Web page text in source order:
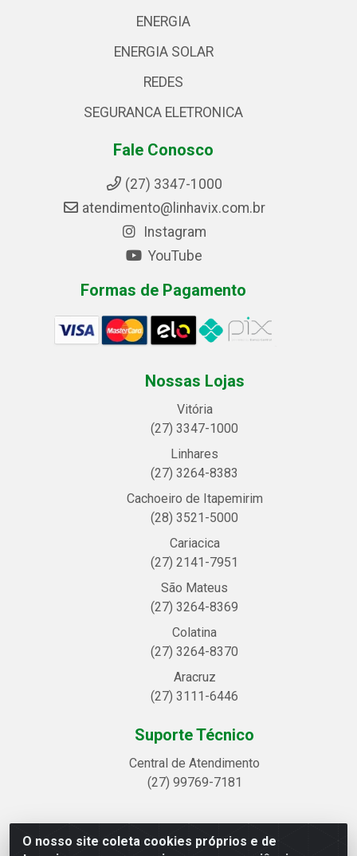
O nosso site coleta cookies próprios e de
ENERGIA
ENERGIA SOLAR
REDES
SEGURANCA ELETRONICA
Fale Conosco
(27) 3347-1000
atendimento@linhavix.com.br
Instagram
YouTube
Formas de Pagamento
Nossas Lojas
Vitória
(27) 3347-1000
Linhares
(27) 3264-8383
Cachoeiro de Itapemirim
(28) 3521-5000
Cariacica
(27) 2141-7951
São Mateus
(27) 3264-8369
Colatina
(27) 3264-8370
Aracruz
(27) 3111-6446
Suporte Técnico
Central de Atendimento
(27) 99769-7181
Linhavix Distribuidora LTDA - Avenida Alegre, 2521 -